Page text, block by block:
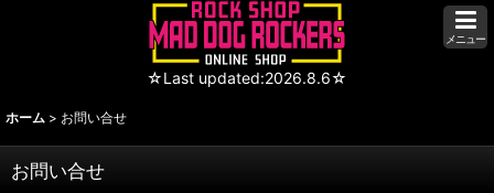
☆Last updated:2026.8.6☆
メニュー
ホーム > お問い合せ
お問い合せ